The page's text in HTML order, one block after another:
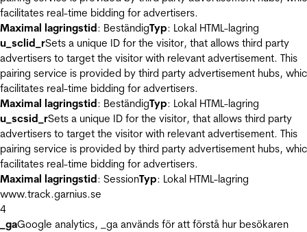
facilitates real-time bidding for advertisers.
Maximal lagringstid: BeständigTyp: Lokal HTML-lagring
u_sclid_rSets a unique ID for the visitor, that allows third party
advertisers to target the visitor with relevant advertisement. This
pairing service is provided by third party advertisement hubs,
facilitates real-time bidding for advertisers.
Maximal lagringstid: BeständigTyp: Lokal HTML-lagring
u_scsid_rSets a unique ID for the visitor, that allows third party
advertisers to target the visitor with relevant advertisement. This
pairing service is provided by third party advertisement hubs,
facilitates real-time bidding for advertisers.
Maximal lagringstid: SessionTyp: Lokal HTML-lagring
www.track.garnius.se
4
_gaGoogle analytics, _ga används för att förstå hur besökaren